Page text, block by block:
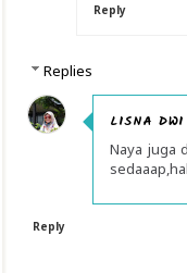
Reply
Replies
LISNA
Naya juga
Reply